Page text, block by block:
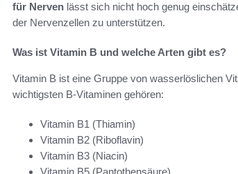
für Nerven lässt sich nicht hoch genug
der Nervenzellen zu unterstützen.
Was ist Vitamin B und welche Arten gibt es?
Vitamin B ist eine Gruppe von wasserlöslichen
wichtigsten B-Vitaminen gehören:
Vitamin B1 (Thiamin)
Vitamin B2 (Riboflavin)
Vitamin B3 (Niacin)